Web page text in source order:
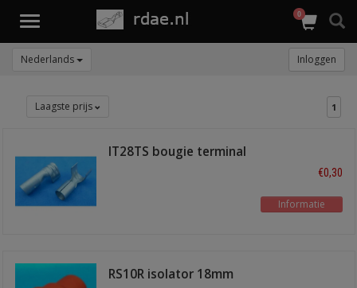
Toggle
0
Nederlands Inloggen
Laagste prijs 1
IT28TS bougie terminal
€0,30
Informatie
RS10R isolator 18mm